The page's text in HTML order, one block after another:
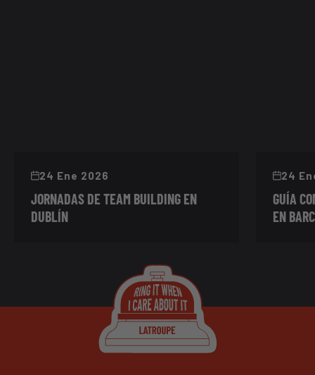
24 Ene 2026
JORNADAS DE TEAM BUILDING EN
DUBLÍN
24
GUÍA
EN